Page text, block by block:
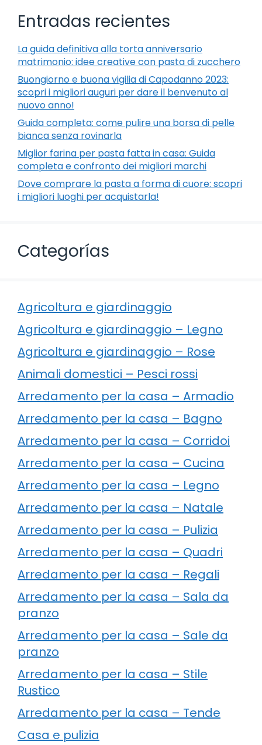
Entradas recientes
La guida definitiva alla torta anniversario
matrimonio: idee creative con pasta di zucchero
Buongiorno e buona vigilia di Capodanno 2023:
scopri i migliori auguri per dare il benvenuto al
nuovo anno!
Guida completa: come pulire una borsa di pelle
bianca senza rovinarla
Miglior farina per pasta fatta in casa: Guida
completa e confronto dei migliori marchi
Dove comprare la pasta a forma di cuore: scopri
i migliori luoghi per acquistarla!
Categorías
Agricoltura e giardinaggio
Agricoltura e giardinaggio – Legno
Agricoltura e giardinaggio – Rose
Animali domestici – Pesci rossi
Arredamento per la casa – Armadio
Arredamento per la casa – Bagno
Arredamento per la casa – Corridoi
Arredamento per la casa – Cucina
Arredamento per la casa – Legno
Arredamento per la casa – Natale
Arredamento per la casa – Pulizia
Arredamento per la casa – Quadri
Arredamento per la casa – Regali
Arredamento per la casa – Sala da
pranzo
Arredamento per la casa – Sale da
pranzo
Arredamento per la casa – Stile
Rustico
Arredamento per la casa – Tende
Casa e pulizia